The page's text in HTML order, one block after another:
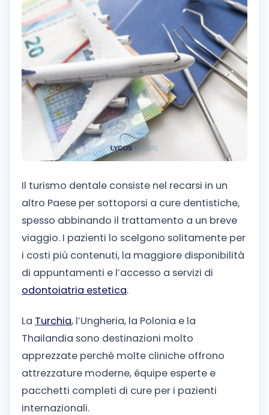
Il turismo dentale consiste nel recarsi in un
altro Paese per sottoporsi a cure dentistiche,
spesso abbinando il trattamento a un breve
viaggio. I pazienti lo scelgono solitamente per
i costi più contenuti, la maggiore disponibilità
di appuntamenti e l’accesso a servizi di
odontoiatria estetica.
La Turchia, l’Ungheria, la Polonia e la
Thailandia sono destinazioni molto
apprezzate perché molte cliniche offrono
attrezzature moderne, équipe esperte e
pacchetti completi di cure per i pazienti
internazionali.